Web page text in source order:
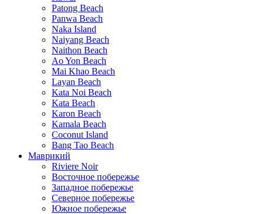
Patong Beach
Panwa Beach
Naka Island
Naiyang Beach
Naithon Beach
Ao Yon Beach
Mai Khao Beach
Layan Beach
Kata Noi Beach
Kata Beach
Karon Beach
Kamala Beach
Coconut Island
Bang Tao Beach
Маврикий
Riviere Noir
Восточное побережье
Западное побережье
Северное побережье
Южное побережье